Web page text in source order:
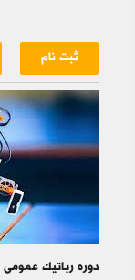
ثبت نام
دوره رباتیک عمومی